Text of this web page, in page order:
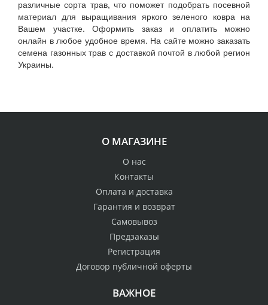
различные сорта трав, что поможет подобрать посевной
материал для выращивания яркого зеленого ковра на
Вашем участке. Оформить заказ и оплатить можно
онлайн в любое удобное время. На сайте можно заказать
семена газонных трав с доставкой почтой в любой регион
Украины.
О МАГАЗИНЕ
О нас
Контакты
Оплата и доставка
Гарантия и возврат
Самовывоз
Предзаказы
Регистрация
Договор публичной оферты
ВАЖНОЕ